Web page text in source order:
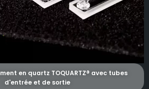
en quartz TOQUARTZ® avec tubes
d'entrée et de sortie